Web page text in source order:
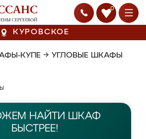
0
КУРОВСКОЕ
КУПЕ → УГЛОВЫЕ ШКАФЫ
НАЙТИ ШКАФ
БЫСТРЕЕ!